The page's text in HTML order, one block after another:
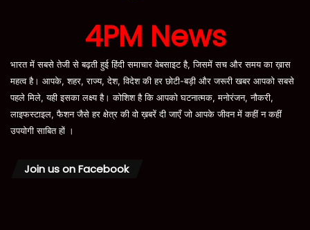
4PM News
भारत में सबसे तेजी से बढ़ती हुई हिंदी समाचार वेबसाइट है, जिसमें सच और समय का ख़ास
महत्व है। आपके, शहर, राज्य, देश, विदेश की हर छोटी-बड़ी और जरूरी खबर आपको सबसे
पहले मिले, यही इसका लक्ष्य है। कोशिश है कि आपको घटनात्मक, मनोरंजन, नौकरी,
लाइफस्टाइल, फैशन जैसे हर क्षेत्र की वो ख़बरें दी जाएँ जो आपके जीवन में कहीं न कहीं
उपयोगी साबित हों ।
Join us on Facebook